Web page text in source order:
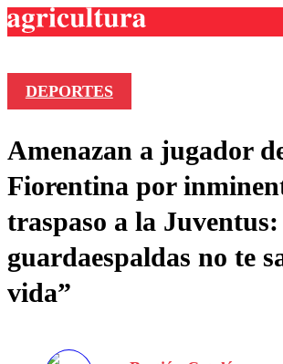
Frecuencias
Agricultura TV
Deportes
Colo Colo
Motor
Entretención
Noticias
Vida Social
Comercial
DEPORTES
Amenazan a jugador
Fiorentina por
traspaso a la Juventus:
guardaespaldas no te
vida”